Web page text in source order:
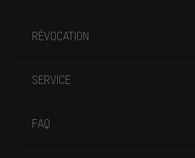
RÉVOCATION
SERVICE
FAQ